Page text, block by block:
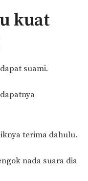
kuat
suami.
terima dahulu.
nada suara dia